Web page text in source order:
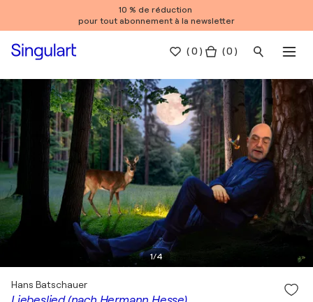
10 % de réduction
pour tout abonnement à la newsletter
(0 ) ( 0 )
1/4
Hans Batschauer